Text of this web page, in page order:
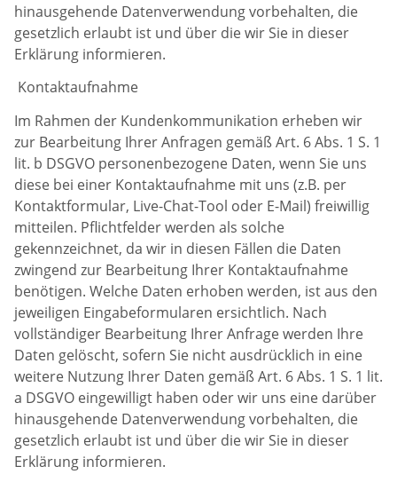
hinausgehende Datenverwendung vorbehalten, die
gesetzlich erlaubt ist und über die wir Sie in dieser
Erklärung informieren.
Kontaktaufnahme
Im Rahmen der Kundenkommunikation erheben wir
zur Bearbeitung Ihrer Anfragen gemäß Art. 6 Abs. 1 S. 1
lit. b DSGVO personenbezogene Daten, wenn Sie uns
diese bei einer Kontaktaufnahme mit uns (z.B. per
Kontaktformular, Live-Chat-Tool oder E-Mail) freiwillig
mitteilen. Pflichtfelder werden als solche
gekennzeichnet, da wir in diesen Fällen die Daten
zwingend zur Bearbeitung Ihrer Kontaktaufnahme
benötigen. Welche Daten erhoben werden, ist aus den
jeweiligen Eingabeformularen ersichtlich. Nach
vollständiger Bearbeitung Ihrer Anfrage werden Ihre
Daten gelöscht, sofern Sie nicht ausdrücklich in eine
weitere Nutzung Ihrer Daten gemäß Art. 6 Abs. 1 S. 1 lit.
a DSGVO eingewilligt haben oder wir uns eine darüber
hinausgehende Datenverwendung vorbehalten, die
gesetzlich erlaubt ist und über die wir Sie in dieser
Erklärung informieren.